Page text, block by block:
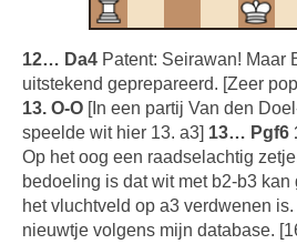
12… Da4 Patent: Seirawan! Maar
uitstekend geprepareerd. [Zeer
13. O-O [In een partij Van den
speelde wit hier 13. a3] 13… Pgf6
Op het oog een raadselachtig
bedoeling is dat wit met b2-b3
het vluchtveld op a3 verdwenen is.
nieuwtje volgens mijn database.